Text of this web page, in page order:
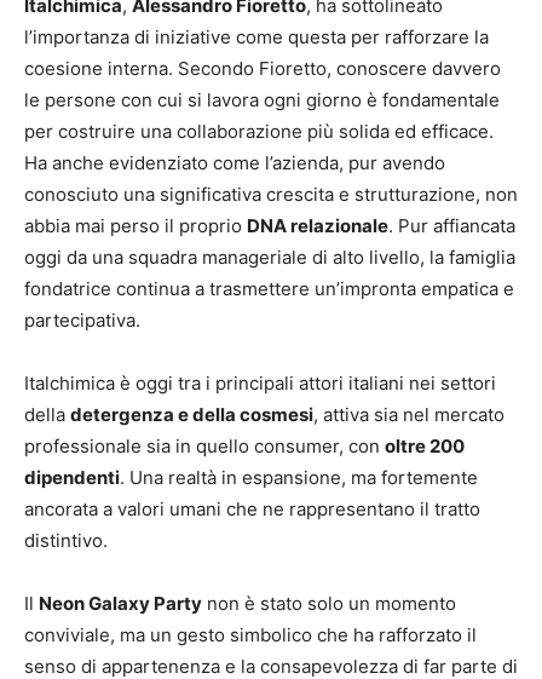
Italchimica, Alessandro Fioretto, ha sottolineato
l’importanza di iniziative come questa per rafforzare la
coesione interna. Secondo Fioretto, conoscere davvero
le persone con cui si lavora ogni giorno è fondamentale
per costruire una collaborazione più solida ed efficace.
Ha anche evidenziato come l’azienda, pur avendo
conosciuto una significativa crescita e strutturazione, non
abbia mai perso il proprio DNA relazionale. Pur affiancata
oggi da una squadra manageriale di alto livello, la famiglia
fondatrice continua a trasmettere un’impronta empatica e
partecipativa.
Italchimica è oggi tra i principali attori italiani nei settori
della detergenza e della cosmesi, attiva sia nel mercato
professionale sia in quello consumer, con oltre 200
dipendenti. Una realtà in espansione, ma fortemente
ancorata a valori umani che ne rappresentano il tratto
distintivo.
Il Neon Galaxy Party non è stato solo un momento
conviviale, ma un gesto simbolico che ha rafforzato il
senso di appartenenza e la consapevolezza di far parte di